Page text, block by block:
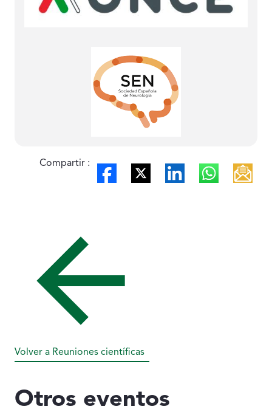
Compartir :
Volver a Reuniones científicas
Otros eventos